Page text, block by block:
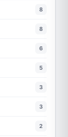
8
8
6
5
3
3
2